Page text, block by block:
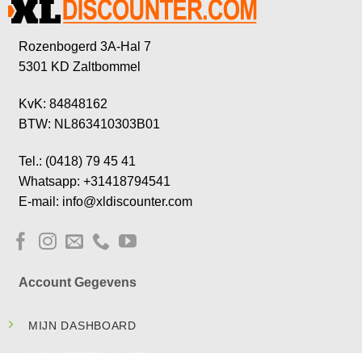
Rozenbogerd 3A-Hal 7
5301 KD Zaltbommel
KvK: 84848162
BTW: NL863410303B01
Tel.: (0418) 79 45 41
Whatsapp: +31418794541
E-mail: info@xldiscounter.com
Account Gegevens
MIJN DASHBOARD